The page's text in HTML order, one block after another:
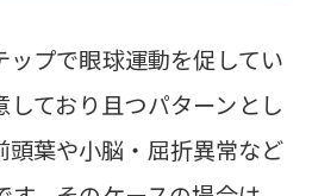
ップで眼球運動を促してい
しており且つパターンとし
頭葉や小脳・屈折異常など